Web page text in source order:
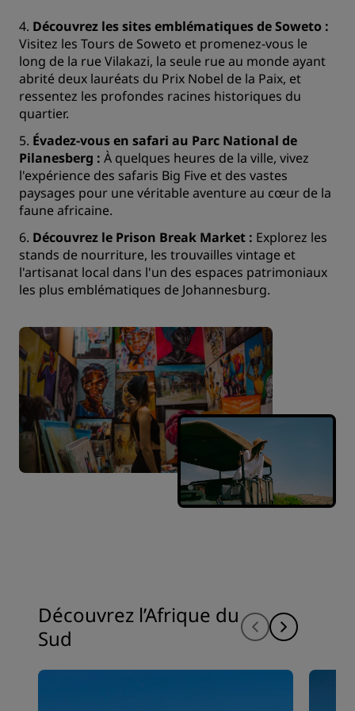
4. Découvrez les sites emblématiques de Soweto :
Visitez les Tours de Soweto et promenez-vous le
long de la rue Vilakazi, la seule rue au monde ayant
abrité deux lauréats du Prix Nobel de la Paix, et
ressentez les profondes racines historiques du
quartier.
5. Évadez-vous en safari au Parc National de
Pilanesberg : À quelques heures de la ville, vivez
l'expérience des safaris Big Five et des vastes
paysages pour une véritable aventure au cœur de la
faune africaine.
6. Découvrez le Prison Break Market : Explorez les
stands de nourriture, les trouvailles vintage et
l'artisanat local dans l'un des espaces patrimoniaux
les plus emblématiques de Johannesburg.
Découvrez l’Afrique du
Sud